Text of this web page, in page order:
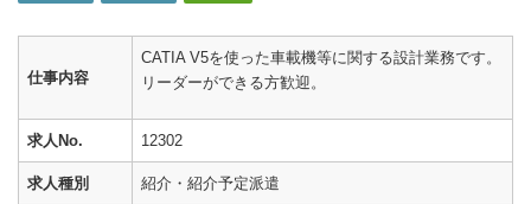
仕事内容
CATIA V5を使った車載機等に関する設計業務です。
リーダーができる方歓迎。
求人No. 12302
求人種別 紹介・紹介予定派遣